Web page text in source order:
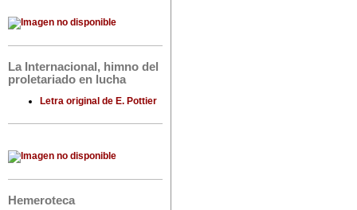
La Internacional, himno del
proletariado en lucha
Letra original de E. Pottier
Hemeroteca